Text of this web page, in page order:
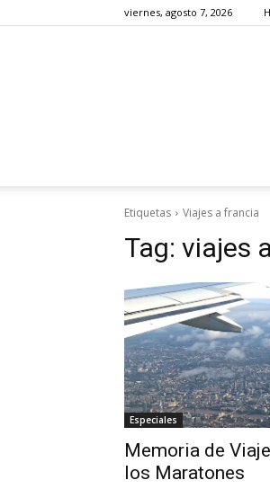
viernes, agosto 7, 2026
Etiquetas Viajes a francia
Tag: viajes
Especiales
Memoria de
los Maratones